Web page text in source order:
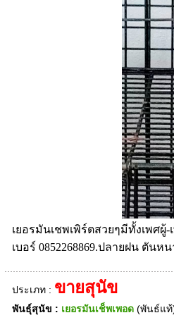
เยอรมันเชพเพิร์ตสวยๆมีทั้งเพศ
เบอร์ 0852268869.ปลายฝน ตัน
ประเภท : ขายสุนัข
พันธุ์สุนัข : เยอรมันเช็พเพอด(พันธ์แท้